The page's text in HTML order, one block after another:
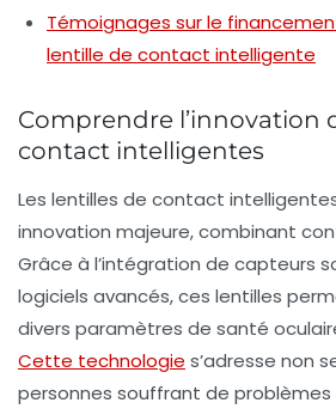
Témoignages sur le
lentille de contact intelligente
Comprendre l’innovation
contact intelligentes
Les lentilles de contact
innovation majeure, combinant
Grâce à l’intégration de capteurs
logiciels avancés, ces lentilles
divers paramètres de santé
Cette technologie s’adresse non
personnes souffrant de problèmes